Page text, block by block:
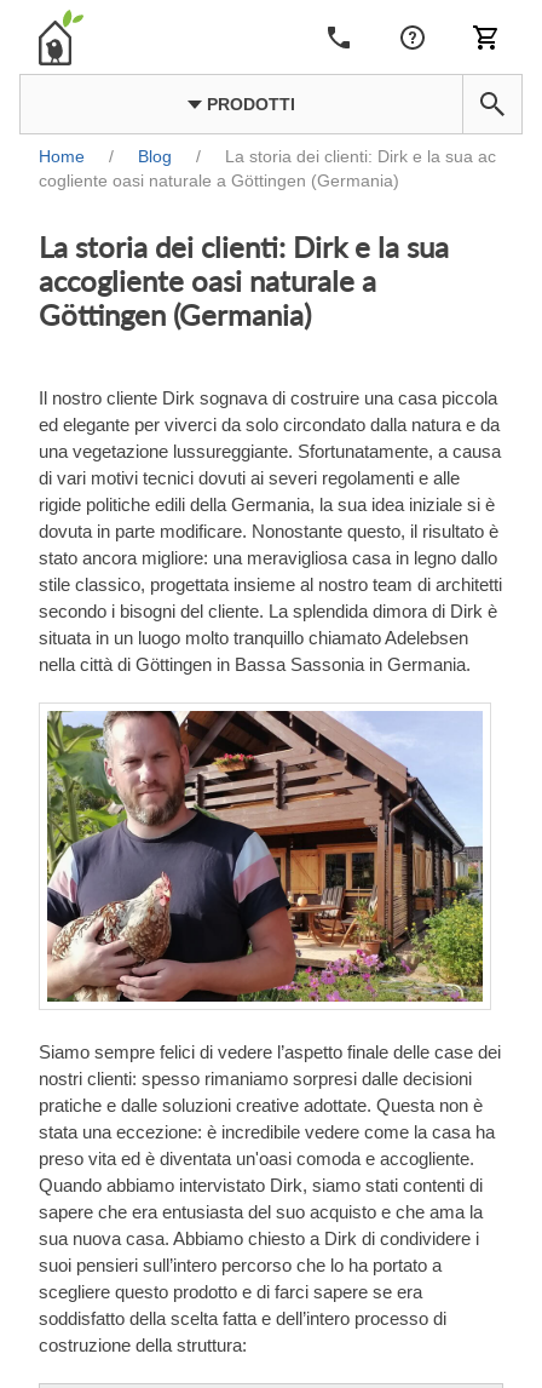
PRODOTTI
Home / Blog /
La storia dei clienti: Dirk e la sua ac
cogliente oasi naturale a Göttingen (Germania)
La storia dei clienti: Dirk e la sua
accogliente oasi naturale a
Göttingen (Germania)
Il nostro cliente Dirk sognava di costruire una casa piccola
ed elegante per viverci da solo circondato dalla natura e da
una vegetazione lussureggiante. Sfortunatamente, a causa
di vari motivi tecnici dovuti ai severi regolamenti e alle
rigide politiche edili della Germania, la sua idea iniziale si è
dovuta in parte modificare. Nonostante questo, il risultato è
stato ancora migliore: una meravigliosa casa in legno dallo
stile classico, progettata insieme al nostro team di architetti
secondo i bisogni del cliente. La splendida dimora di Dirk è
situata in un luogo molto tranquillo chiamato Adelebsen
nella città di Göttingen in Bassa Sassonia in Germania.
Siamo sempre felici di vedere l’aspetto finale delle case dei
nostri clienti: spesso rimaniamo sorpresi dalle decisioni
pratiche e dalle soluzioni creative adottate. Questa non è
stata una eccezione: è incredibile vedere come la casa ha
preso vita ed è diventata un'oasi comoda e accogliente.
Quando abbiamo intervistato Dirk, siamo stati contenti di
sapere che era entusiasta del suo acquisto e che ama la
sua nuova casa. Abbiamo chiesto a Dirk di condividere i
suoi pensieri sull’intero percorso che lo ha portato a
scegliere questo prodotto e di farci sapere se era
soddisfatto della scelta fatta e dell’intero processo di
costruzione della struttura: